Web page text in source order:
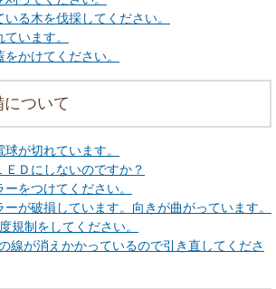
いる木を伐採してください。
います。
をかけてください。
ついて
球が切れています。
ＥＤにしないのですか？
ーをつけてください。
ーが破損しています。向きが曲がっています。
規制をしてください。
線が消えかかっているので引き直してくださ